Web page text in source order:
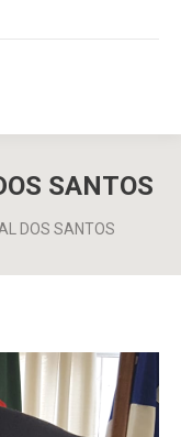
SANTOS
DOS SANTOS